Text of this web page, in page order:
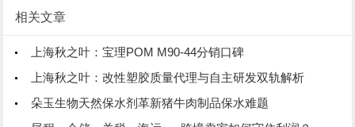
相关文章
上海秋之叶：宝理POM M90-44分销口碑
上海秋之叶：改性塑胶质量代理与自主研发双轨解析
朵玉生物天然保水剂革新猪牛肉制品保水难题